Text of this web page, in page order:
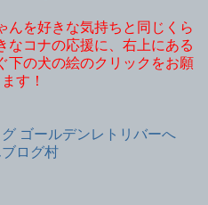
んを好きな気持ちと同じくら
なコナの応援に、右上にある
下の犬の絵のクリックをお願
す！
ログ村